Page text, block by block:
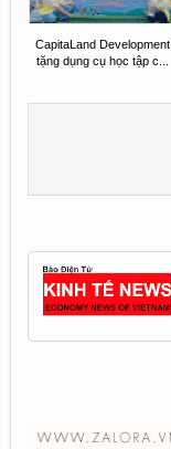
CapitaLand Development
tặng dụng cụ học tập c...